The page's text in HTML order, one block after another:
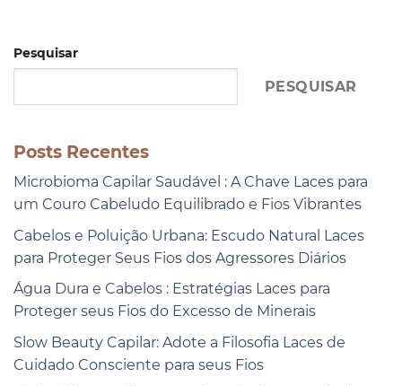
Pesquisar
PESQUISAR
Posts Recentes
Microbioma Capilar Saudável : A Chave Laces para
um Couro Cabeludo Equilibrado e Fios Vibrantes
Cabelos e Poluição Urbana: Escudo Natural Laces
para Proteger Seus Fios dos Agressores Diários
Água Dura e Cabelos : Estratégias Laces para
Proteger seus Fios do Excesso de Minerais
Slow Beauty Capilar: Adote a Filosofia Laces de
Cuidado Consciente para seus Fios